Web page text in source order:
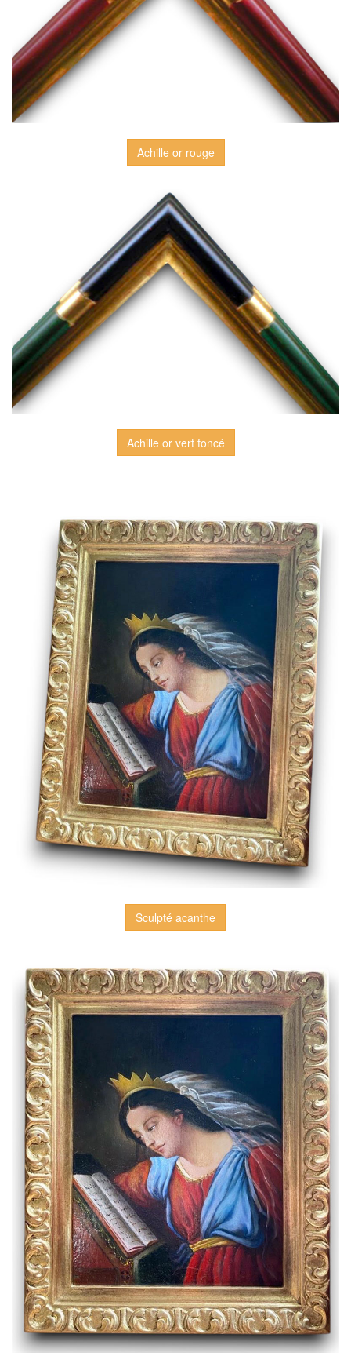
Achille or rouge
Achille or vert foncé
Sculpté acanthe